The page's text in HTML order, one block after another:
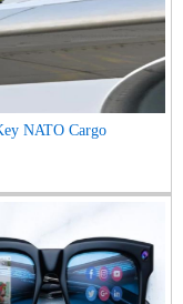
NATO Cargo